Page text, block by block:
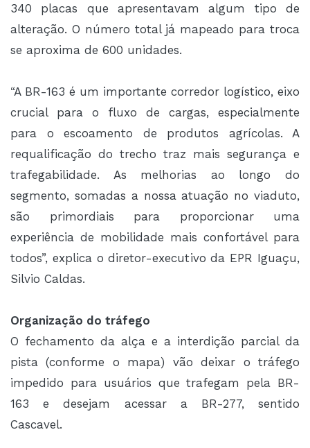
340 placas que apresentavam algum tipo de
alteração. O número total já mapeado para troca
se aproxima de 600 unidades.
“A BR-163 é um importante corredor logístico, eixo
crucial para o fluxo de cargas, especialmente
para o escoamento de produtos agrícolas. A
requalificação do trecho traz mais segurança e
trafegabilidade. As melhorias ao longo do
segmento, somadas a nossa atuação no viaduto,
são primordiais para proporcionar uma
experiência de mobilidade mais confortável para
todos”, explica o diretor-executivo da EPR Iguaçu,
Silvio Caldas.
Organização do tráfego
O fechamento da alça e a interdição parcial da
pista (conforme o mapa) vão deixar o tráfego
impedido para usuários que trafegam pela BR-
163 e desejam acessar a BR-277, sentido
Cascavel.